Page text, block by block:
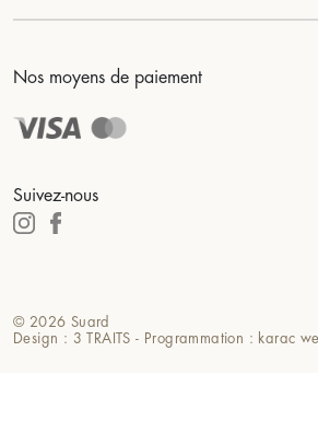
Nos moyens de paiement
Suivez-nous
© 2026 Suard
Design : 3 TRAITS - Programmation : karac